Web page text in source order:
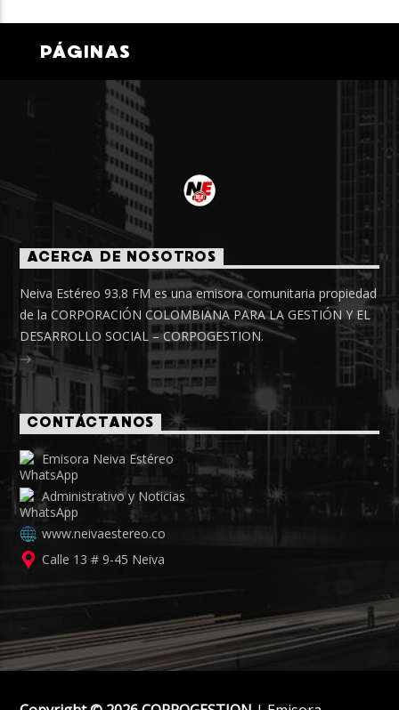
PÁGINAS
ACERCA DE NOSOTROS
Neiva Estéreo 93.8 FM es una emisora comunitaria propiedad
de la CORPORACIÓN COLOMBIANA PARA LA GESTIÓN Y EL
DESARROLLO SOCIAL – CORPOGESTION.
CONTÁCTANOS
Emisora Neiva Estéreo
Administrativo y Noticias
www.neivaestereo.co
Calle 13 # 9-45 Neiva